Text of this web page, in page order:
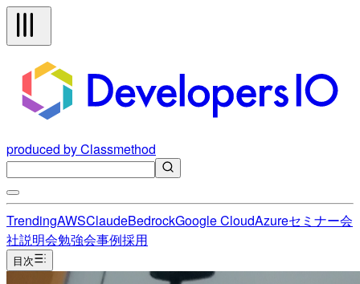
produced by Classmethod
TrendingAWSClaudeBedrockGoogle CloudAzureセミナー会
社説明会勉強会事例採用
目次